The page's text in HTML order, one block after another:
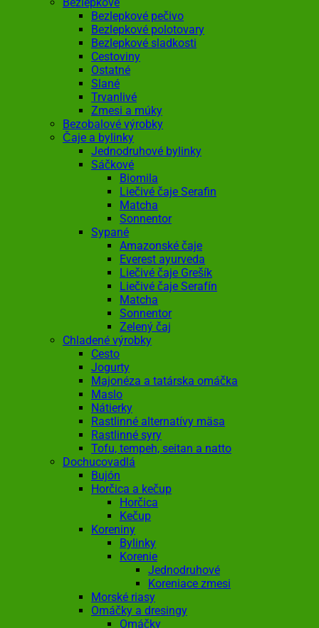
Bezlepkové pečivo
Bezlepkové polotovary
Bezlepkové sladkosti
Cestoviny
Ostatné
Slané
Trvanlivé
Zmesi a múky
Bezobalové výrobky
Čaje a bylinky
Jednodruhové bylinky
Sáčkové
Biomila
Liečivé čaje Serafin
Matcha
Sonnentor
Sypané
Amazonské čaje
Everest ayurveda
Liečivé čaje Grešík
Liečivé čaje Serafín
Matcha
Sonnentor
Zelený čaj
Chladené výrobky
Cesto
Jogurty
Majonéza a tatárska omáčka
Maslo
Nátierky
Rastlinné alternatívy mäsa
Rastlinné syry
Tofu, tempeh, seitan a natto
Dochucovadlá
Bujón
Horčica a kečup
Horčica
Kečup
Koreniny
Bylinky
Korenie
Jednodruhové
Koreniace zmesi
Morské riasy
Omáčky a dresingy
Omáčky